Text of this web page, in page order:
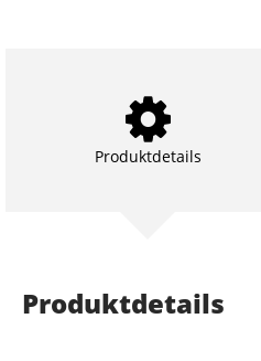
Produktdetails
Produktdetails